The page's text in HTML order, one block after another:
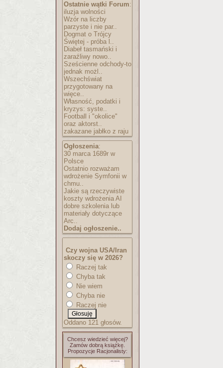
Ostatnie wątki Forum:
iluzja wolności
Wzór na liczby
parzyste i nie par..
Dogmat o Trójcy
Świętej - próba l..
Diabeł tasmański i
zaraźliwy nowo..
Sześcienne odchody-to
jednak możl..
Wszechświat
przygotowany na
więce..
Własność, podatki i
kryzys: syste..
Football i "okolice"
oraz aktorst..
zakazane jabłko z raju
Ogłoszenia:
30 marca 1689r w
Polsce
Ostatnio rozważam
wdrożenie Symfonii w
chmu..
Jakie są rzeczywiste
koszty wdrożenia AI
dobre szkolenia lub
materiały dotyczące
Arc..
Dodaj ogłoszenie..
Czy wojna USA/Iran
skoczy się w 2026?
Raczej tak
Chyba tak
Nie wiem
Chyba nie
Raczej nie
Oddano 121 głosów.
Chcesz wiedzieć więcej?
Zamów dobrą książkę.
Propozycje Racjonalisty: